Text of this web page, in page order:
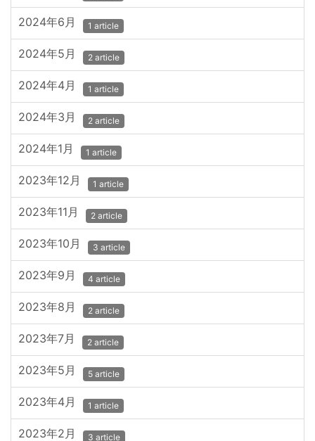
2024年6月 1 article
2024年5月 2 article
2024年4月 1 article
2024年3月 2 article
2024年1月 1 article
2023年12月 1 article
2023年11月 2 article
2023年10月 3 article
2023年9月 4 article
2023年8月 2 article
2023年7月 2 article
2023年5月 5 article
2023年4月 1 article
2023年2月 3 article